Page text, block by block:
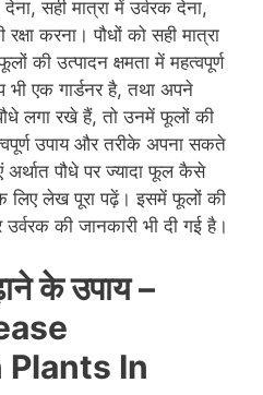
सही मात्रा में उर्वरक देना,
करना। पौधों को सही मात्रा
की उत्पादन क्षमता में महत्वपूर्ण
एक गार्डनर है, तथा अपने
लगा रखे हैं, तो उनमें फूलों की
उपाय और तरीके अपना सकते
अर्थात पौधे पर ज्यादा फूल कैसे
लिए लेख पूरा पढ़ें। इसमें फूलों की
की जानकारी भी दी गई है।
के उपाय –
In